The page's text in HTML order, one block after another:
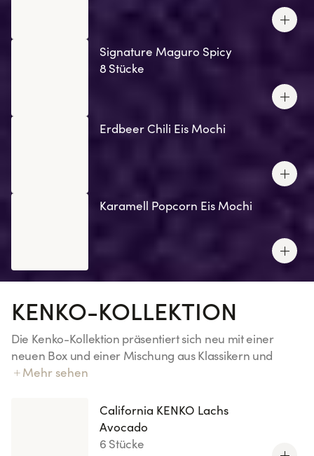
Signature Maguro Spicy
8 Stücke
Erdbeer Chili Eis Mochi
Karamell Popcorn Eis Mochi
KENKO-KOLLEKTION
Die Kenko-Kollektion präsentiert sich neu mit einer
neuen Box und einer Mischung aus Klassikern und
Innovationen von Sushi Shop! Unser exklusiver Kenko-
Mehr sehen
California KENKO Lachs
Avocado
6 Stücke